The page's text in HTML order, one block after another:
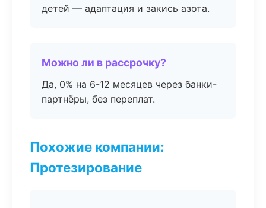
детей — адаптация и закись азота.
Можно ли в рассрочку?
Да, 0% на 6-12 месяцев через банки-
партнёры, без переплат.
Похожие компании:
Протезирование